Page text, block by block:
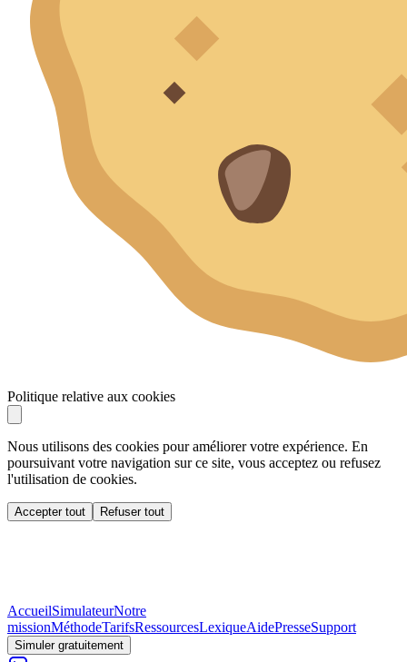
Politique relative aux cookies
Nous utilisons des cookies pour améliorer votre expérience. En
poursuivant votre navigation sur ce site, vous acceptez ou refusez
l'utilisation de cookies.
Accepter tout Refuser tout
AccueilSimulateurNotre
missionMéthodeTarifsRessourcesLexiqueAidePresseSupport
Simuler gratuitement